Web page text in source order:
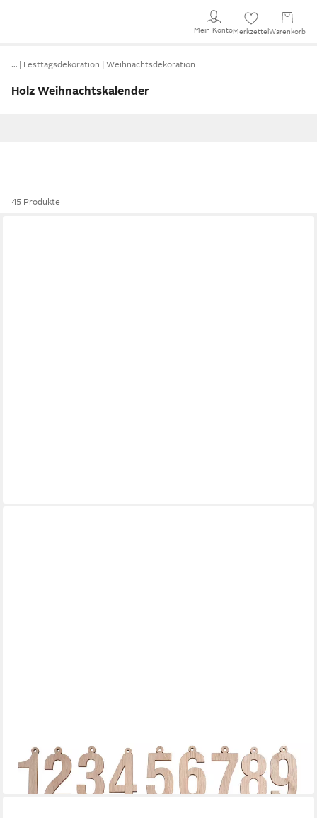
Mein KontoMerkzettel Warenkorb
… Festtagsdekoration Weihnachtsdekoration
Holz Weihnachtskalender
45 Produkte
Adventskalender Anhänger
6,49 €
in 4-5 Werktagen bei dir